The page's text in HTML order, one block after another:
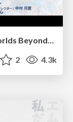
【CEDEC2026】『Shadowverse: Worlds Beyond』続編開発におけるUIデザイン・アニメーション演出の「超進化」 ～継承と挑戦を両立するデザイン手法～
2 4.3k